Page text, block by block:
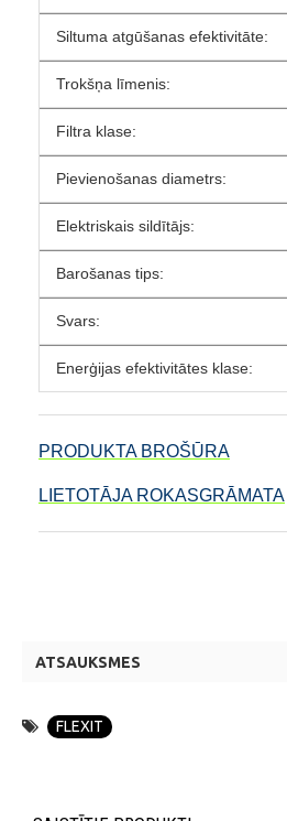
Siltuma atgūšanas efektivitāte:
Trokšņa līmenis:
Filtra klase:
Pievienošanas diametrs:
Elektriskais sildītājs:
Barošanas tips:
Svars:
Enerģijas efektivitātes klase:
PRODUKTA BROŠŪRA
LIETOTĀJA ROKASGRĀMATA
ATSAUKSMES
FLEXIT